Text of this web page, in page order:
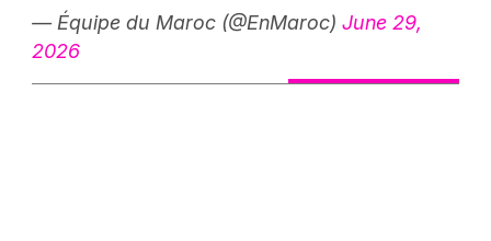
— Équipe du Maroc (@EnMaroc) June 29,
2026